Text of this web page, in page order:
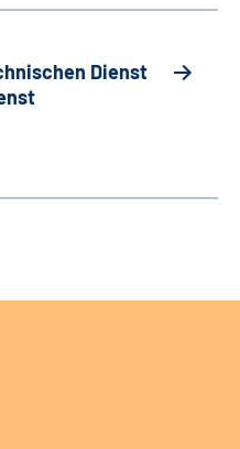
Dienst